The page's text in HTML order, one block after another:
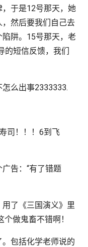
于是12号那天，她
然后要我们自己去
阱。15号那天，老
的短信反馈，我们
么出事2333333.
司！！！6到飞
告：“有了错题
了《三国演义》里
做鬼畜不错啊！
包括化学老师说的